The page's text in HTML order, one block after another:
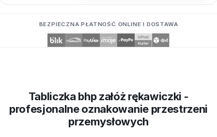
BEZPIECZNA PŁATNOŚĆ ONLINE I DOSTAWA
Tabliczka bhp załóż rękawiczki -
profesjonalne oznakowanie przestrzeni
przemysłowych